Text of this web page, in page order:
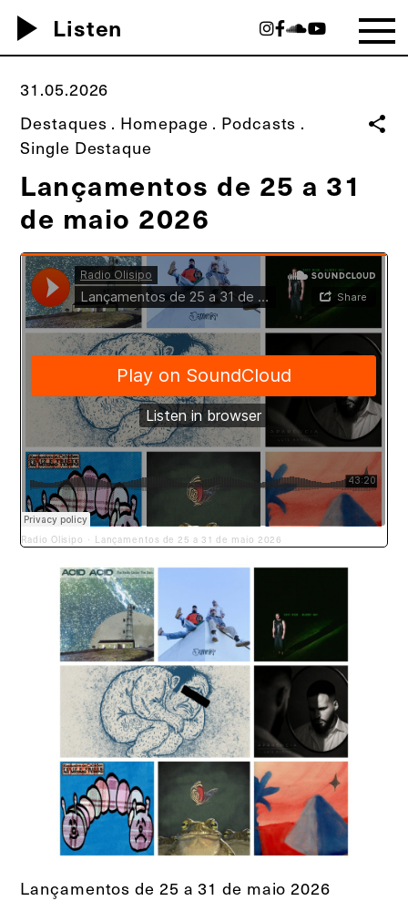
play_arrow Listen
31.05.2026
Destaques . Homepage . Podcasts .
Single Destaque
share
Lançamentos de 25 a 31
de maio 2026
Radio Olisipo · Lançamentos de 25 a 31 de maio 2026
Lançamentos de 25 a 31 de maio 2026